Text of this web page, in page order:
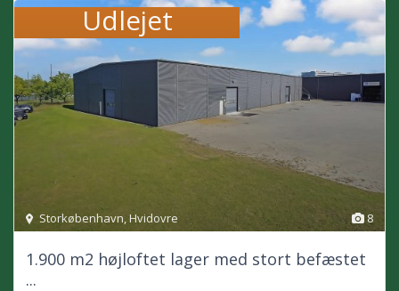
8
Storkøbenhavn,Hvidovre
Udlejet
1.900 m2 højloftet lager med stort befæstet
...